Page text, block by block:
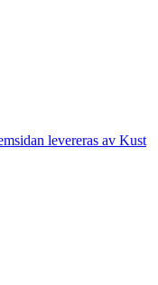
levereras av Kust